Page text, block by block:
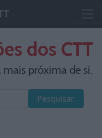
dos CTT
mais próxima de si.
Pesquisar